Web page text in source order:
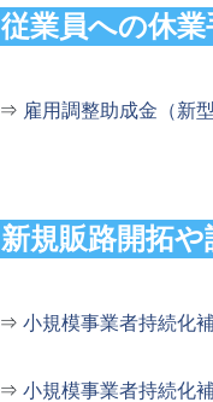
従業員への休
⇒ 雇用調整助成金（新
新規販路開拓
⇒ 小規模事業者持続化
⇒ 小規模事業者持続化